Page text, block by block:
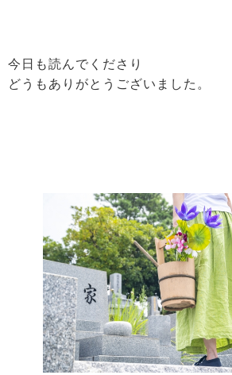
今日も読んでくださり
どうもありがとうございました。